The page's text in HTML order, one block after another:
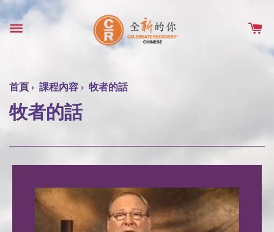
首頁 › 課程內容 › 牧者的話
牧者的話